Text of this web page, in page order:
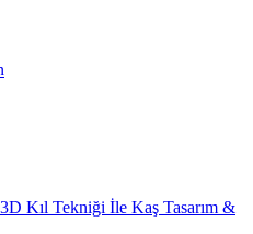
Kıl Tekniği İle Kaş Tasarım &